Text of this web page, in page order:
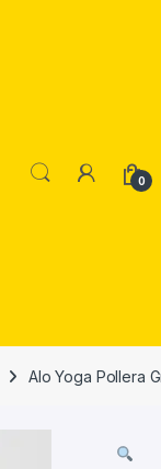
0
Alo Yoga Pollera